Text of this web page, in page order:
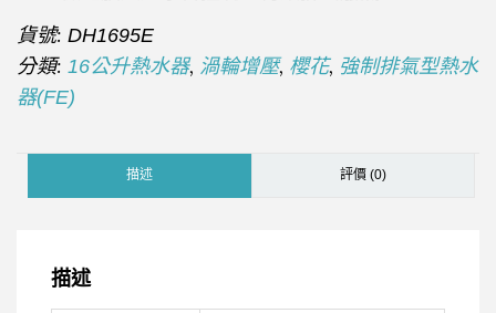
貨號: DH1695E
分類: 16公升熱水器, 渦輪增壓, 櫻花, 強制排氣型熱水
器(FE)
描述 評價 (0)
描述